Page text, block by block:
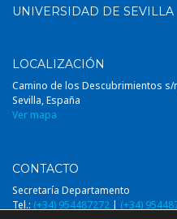
UNIVERSIDAD DE SEVILLA
LOCALIZACIÓN
Camino de los Descubrimientos s/
Sevilla, España
Ver mapa
CONTACTO
Secretaría Departamento
Tel.: (+34) 954487272 | (+34)